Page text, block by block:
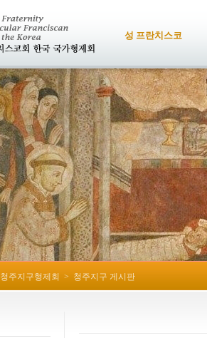
성 프란치스코
청주지구형제회 > 청주지구 게시판